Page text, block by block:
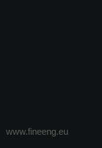
www.fineeng.eu